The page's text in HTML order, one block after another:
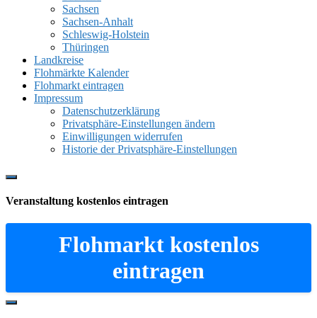
Sachsen
Sachsen-Anhalt
Schleswig-Holstein
Thüringen
Landkreise
Flohmärkte Kalender
Flohmarkt eintragen
Impressum
Datenschutzerklärung
Privatsphäre-Einstellungen ändern
Einwilligungen widerrufen
Historie der Privatsphäre-Einstellungen
Show
Content
Veranstaltung kostenlos eintragen
Flohmarkt kostenlos
eintragen
Hide